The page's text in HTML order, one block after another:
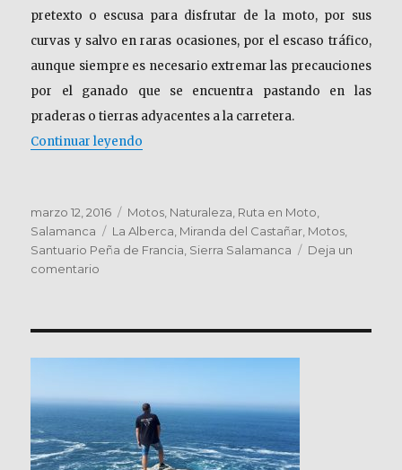
pretexto o escusa para disfrutar de la moto, por sus
curvas y salvo en raras ocasiones, por el escaso tráfico,
aunque siempre es necesario extremar las precauciones
por el ganado que se encuentra pastando en las
praderas o tierras adyacentes a la carretera.
Continuar leyendo
Publicado
el
marzo 12, 2016 Categorías
Motos, Naturaleza, Ruta en Moto,
Salamanca
Etiquetas
La Alberca, Miranda del Castañar, Motos,
Santuario Peña de Francia, Sierra Salamanca
Deja un
comentario